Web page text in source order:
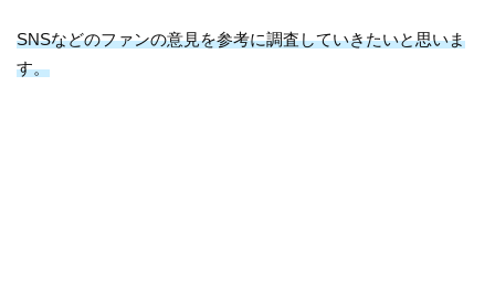
SNSなどのファンの意見を参考に調査していきたいと思いま
す。